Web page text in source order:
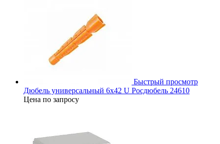
Быстрый просмотр
Дюбель универсальный 6х42 U Росдюбель 24610
Цена по запросу